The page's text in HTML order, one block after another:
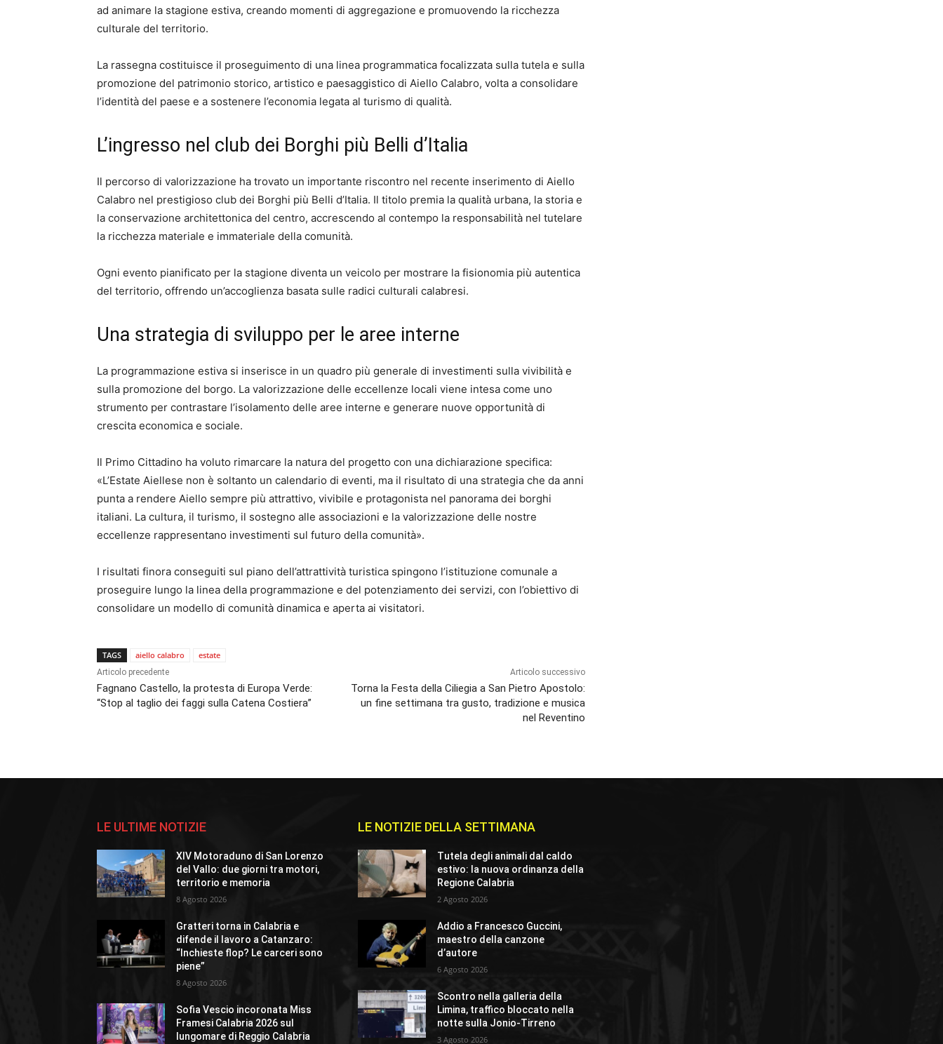
ad animare la stagione estiva, creando momenti di aggregazione e promuovendo la ricchezza
culturale del territorio.
La rassegna costituisce il proseguimento di una linea programmatica focalizzata sulla tutela e sulla
promozione del patrimonio storico, artistico e paesaggistico di Aiello Calabro, volta a consolidare
l’identità del paese e a sostenere l’economia legata al turismo di qualità.
L’ingresso nel club dei Borghi più Belli d’Italia
Il percorso di valorizzazione ha trovato un importante riscontro nel recente inserimento di Aiello
Calabro nel prestigioso club dei Borghi più Belli d’Italia. Il titolo premia la qualità urbana, la storia e
la conservazione architettonica del centro, accrescendo al contempo la responsabilità nel tutelare
la ricchezza materiale e immateriale della comunità.
Ogni evento pianificato per la stagione diventa un veicolo per mostrare la fisionomia più autentica
del territorio, offrendo un’accoglienza basata sulle radici culturali calabresi.
Una strategia di sviluppo per le aree interne
La programmazione estiva si inserisce in un quadro più generale di investimenti sulla vivibilità e
sulla promozione del borgo. La valorizzazione delle eccellenze locali viene intesa come uno
strumento per contrastare l’isolamento delle aree interne e generare nuove opportunità di
crescita economica e sociale.
Il Primo Cittadino ha voluto rimarcare la natura del progetto con una dichiarazione specifica:
«L’Estate Aiellese non è soltanto un calendario di eventi, ma il risultato di una strategia che da anni
punta a rendere Aiello sempre più attrattivo, vivibile e protagonista nel panorama dei borghi
italiani. La cultura, il turismo, il sostegno alle associazioni e la valorizzazione delle nostre
eccellenze rappresentano investimenti sul futuro della comunità».
I risultati finora conseguiti sul piano dell’attrattività turistica spingono l’istituzione comunale a
proseguire lungo la linea della programmazione e del potenziamento dei servizi, con l’obiettivo di
consolidare un modello di comunità dinamica e aperta ai visitatori.
TAGS aiello calabro estate
Articolo precedente
Fagnano Castello, la protesta di Europa Verde:
“Stop al taglio dei faggi sulla Catena Costiera”
Articolo successivo
Torna la Festa della Ciliegia a San Pietro Apostolo:
un fine settimana tra gusto, tradizione e musica
nel Reventino
LE ULTIME NOTIZIE
XIV Motoraduno di San Lorenzo
del Vallo: due giorni tra motori,
territorio e memoria
8 Agosto 2026
Gratteri torna in Calabria e
difende il lavoro a Catanzaro:
“Inchieste flop? Le carceri sono
piene”
8 Agosto 2026
Sofia Vescio incoronata Miss
Framesi Calabria 2026 sul
lungomare di Reggio Calabria
LE NOTIZIE DELLA SETTIMANA
Tutela degli animali dal caldo
estivo: la nuova ordinanza della
Regione Calabria
2 Agosto 2026
Addio a Francesco Guccini,
maestro della canzone
d’autore
6 Agosto 2026
Scontro nella galleria della
Limina, traffico bloccato nella
notte sulla Jonio-Tirreno
3 Agosto 2026